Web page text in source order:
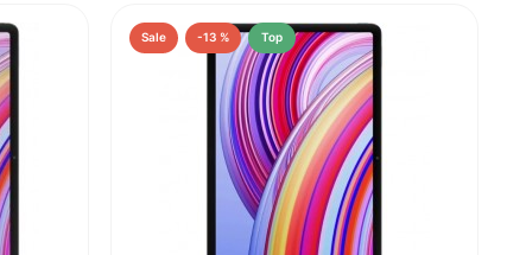
Sale -13 % Top